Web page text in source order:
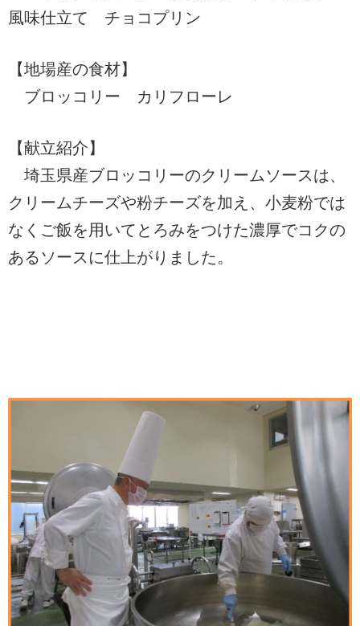
風味仕立て チョコプリン
【地場産の食材】
ブロッコリー カリフローレ
【献立紹介】
埼玉県産ブロッコリーのクリームソースは、
クリームチーズや粉チーズを加え、小麦粉では
なくご飯を用いてとろみをつけた濃厚でコクの
あるソースに仕上がりました。